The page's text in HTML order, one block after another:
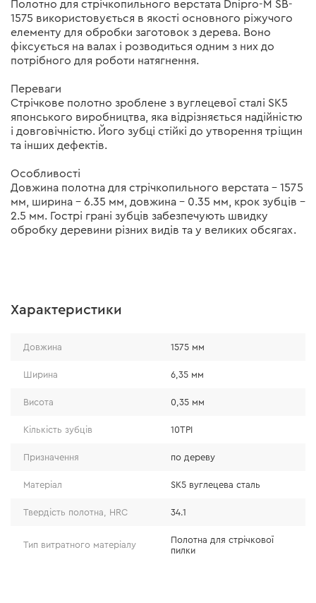
Полотно для стрічкопильного верстата Dnipro-M SB-
1575 використовується в якості основного ріжучого
елементу для обробки заготовок з дерева. Воно
фіксується на валах і розводиться одним з них до
потрібного для роботи натягнення.
Переваги
Стрічкове полотно зроблене з вуглецевої сталі SK5
японського виробництва, яка відрізняється надійністю
і довговічністю. Його зубці стійкі до утворення тріщин
та інших дефектів.
Особливості
Довжина полотна для стрічкопильного верстата – 1575
мм, ширина – 6.35 мм, довжина – 0.35 мм, крок зубців –
2.5 мм. Гострі грані зубців забезпечують швидку
обробку деревини різних видів та у великих обсягах.
Характеристики
Довжина 1575 мм
Ширина 6,35 мм
Висота 0,35 мм
Кількість зубців 10TPI
Призначення по дереву
Матеріал SK5 вуглецева сталь
Твердість полотна, HRC 34.1
Тип витратного матеріалу
Полотна для стрічкової
пилки